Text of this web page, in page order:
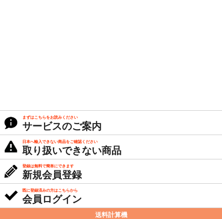
まずはこちらをお読みください
サービスのご案内
日本へ輸入できない商品をご確認ください
取り扱いできない商品
登録は無料で簡単にできます
新規会員登録
既に登録済みの方はこちらから
会員ログイン
送料計算機